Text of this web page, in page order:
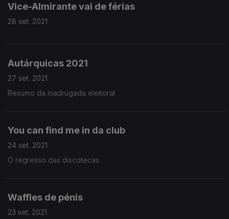
Vice-Almirante vai de férias
28 set. 2021
Autárquicas 2021
27 set. 2021
Resumo da madrugada eleitoral
You can find me in da club
24 set. 2021
O regresso das discotecas.
Waffles de pénis
23 set. 2021